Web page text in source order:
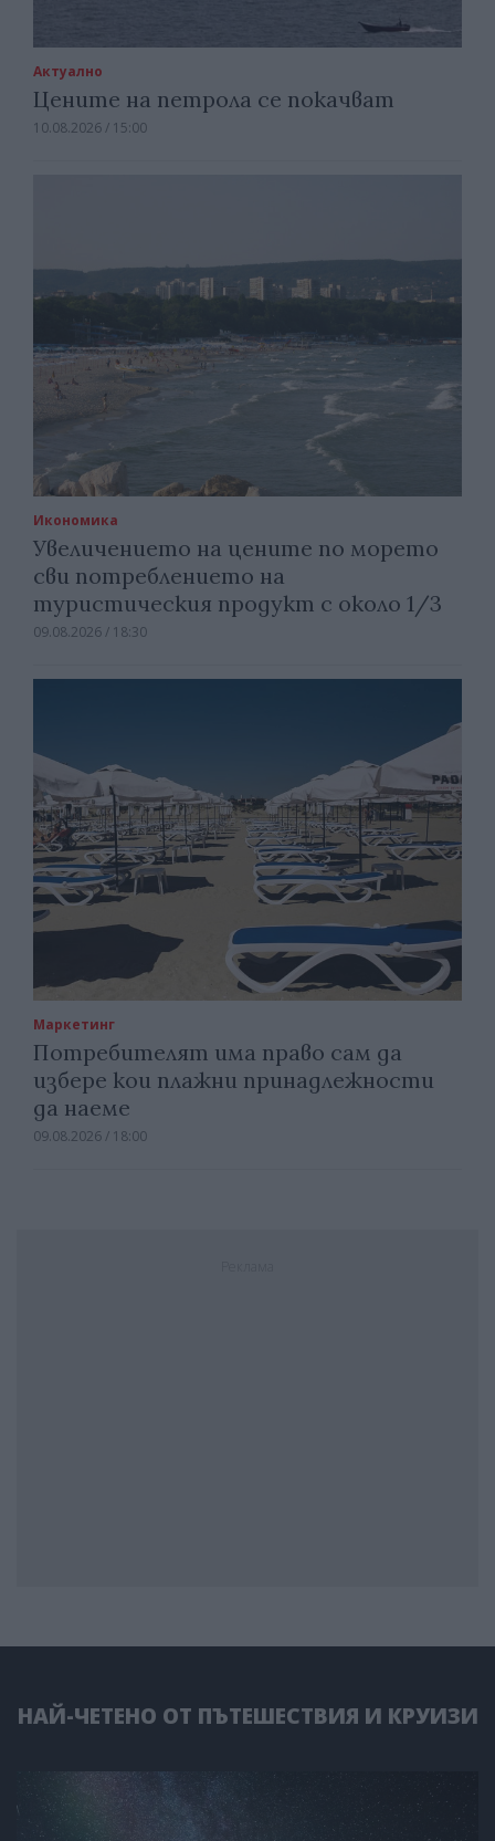
Актуално
Цените на петрола се покачват
10.08.2026 / 15:00
Икономика
Увеличението на цените по морето
сви потреблението на
туристическия продукт с около 1/3
09.08.2026 / 18:30
Маркетинг
Потребителят има право сам да
избере кои плажни принадлежности
да наеме
09.08.2026 / 18:00
НАЙ-ЧЕТЕНО ОТ ПЪТЕШЕСТВИЯ И КРУИЗИ